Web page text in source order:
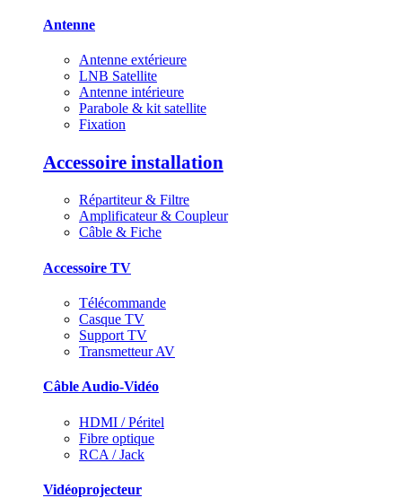
Antenne
Antenne extérieure
LNB Satellite
Antenne intérieure
Parabole & kit satellite
Fixation
Accessoire installation
Répartiteur & Filtre
Amplificateur & Coupleur
Câble & Fiche
Accessoire TV
Télécommande
Casque TV
Support TV
Transmetteur AV
Câble Audio-Vidéo
HDMI / Péritel
Fibre optique
RCA / Jack
Vidéoprojecteur